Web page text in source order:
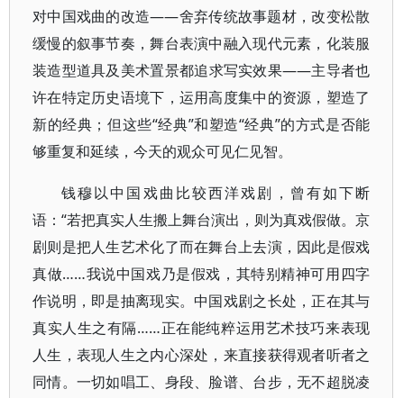
对中国戏曲的改造——舍弃传统故事题材，改变松散
缓慢的叙事节奏，舞台表演中融入现代元素，化装服
装造型道具及美术置景都追求写实效果——主导者也
许在特定历史语境下，运用高度集中的资源，塑造了
新的经典；但这些“经典”和塑造“经典”的方式是否能
够重复和延续，今天的观众可见仁见智。
钱穆以中国戏曲比较西洋戏剧，曾有如下断
语：“若把真实人生搬上舞台演出，则为真戏假做。京
剧则是把人生艺术化了而在舞台上去演，因此是假戏
真做……我说中国戏乃是假戏，其特别精神可用四字
作说明，即是抽离现实。中国戏剧之长处，正在其与
真实人生之有隔……正在能纯粹运用艺术技巧来表现
人生，表现人生之内心深处，来直接获得观者听者之
同情。一切如唱工、身段、脸谱、台步，无不超脱凌